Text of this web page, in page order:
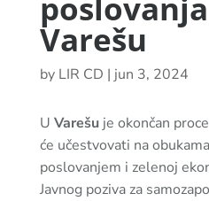
Varešu
by LIR CD | jun 3, 2024
U Varešuje okončan
će učestvovati na
poslovanjem i zelenoj
Javnog poziva za